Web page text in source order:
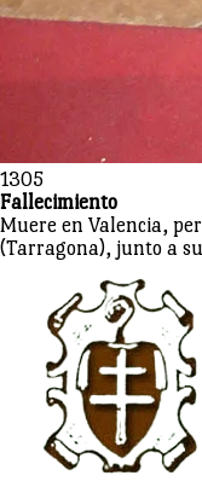
1305
Fallecimiento
Muere en Valencia,
(Tarragona), junto a